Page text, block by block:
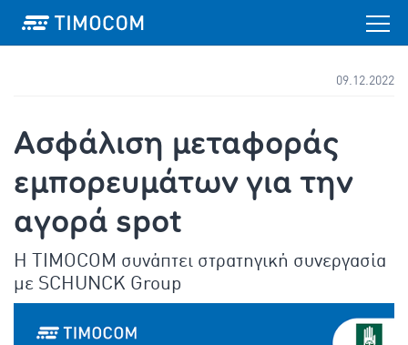
09.12.2022
Ασφάλιση μεταφοράς
εμπορευμάτων για την
αγορά spot
Η TIMOCOM συνάπτει στρατηγική συνεργασία
με SCHUNCK Group